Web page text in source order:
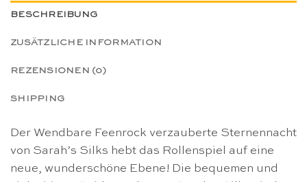
BESCHREIBUNG
ZUSÄTZLICHE INFORMATION
REZENSIONEN (0)
SHIPPING
Der Wendbare Feenrock verzauberte Sternennacht
von Sarah’s Silks hebt das Rollenspiel auf eine
neue, wunderschöne Ebene! Die bequemen und